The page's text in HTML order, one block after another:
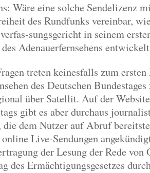
Wäre eine solche Sendelizenz
des Rundfunks vereinbar,
sungsgericht in seinem
Adenauerfernsehens
treten keinesfalls zum
des Deutschen
über Satellit. Auf der
gibt es aber durchaus
die dem Nutzer auf Abruf
Live-Sendungen
der Lesung der Rede von
des Ermächtigungsgesetzes